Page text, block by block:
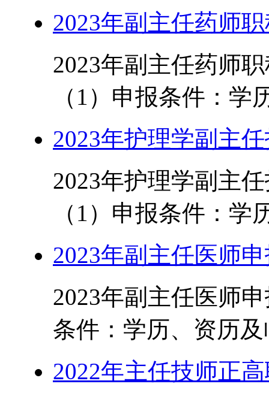
2023年副主任药师
2023年副主任药师
（1）申报条件：学
2023年护理学副主
2023年护理学副主
（1）申报条件：学
2023年副主任医师
2023年副主任医师
条件：学历、资历
2022年主任技师正